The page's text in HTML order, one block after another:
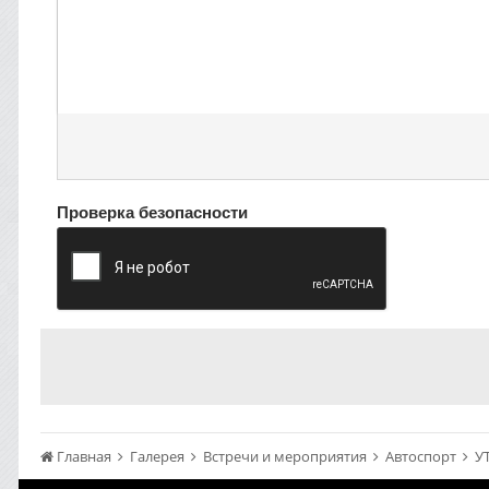
Проверка безопасности
Главная Галерея Встречи и мероприятия Автоспорт